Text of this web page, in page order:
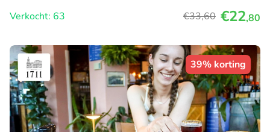
Verkocht: 63
€33,60 €22,80
39% korting